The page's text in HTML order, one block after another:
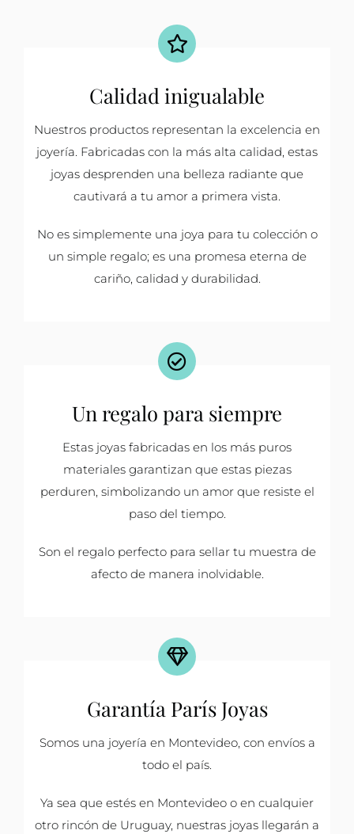
Calidad inigualable
Nuestros productos representan la excelencia en
joyería. Fabricadas con la más alta calidad, estas
joyas desprenden una belleza radiante que
cautivará a tu amor a primera vista.
No es simplemente una joya para tu colección o
un simple regalo; es una promesa eterna de
cariño, calidad y durabilidad.
Un regalo para siempre
Estas joyas fabricadas en los más puros
materiales garantizan que estas piezas
perduren, simbolizando un amor que resiste el
paso del tiempo.
Son el regalo perfecto para sellar tu muestra de
afecto de manera inolvidable.
Garantía París Joyas
Somos una joyería en Montevideo, con envíos a
todo el país.
Ya sea que estés en Montevideo o en cualquier
otro rincón de Uruguay, nuestras joyas llegarán a